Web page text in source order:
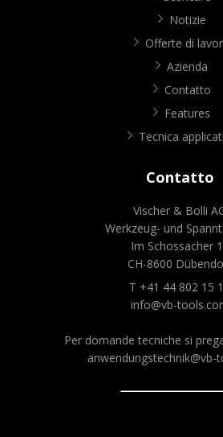
Notizie
Offerte di
Azienda
Contatto
Features
Tecnica
Contatto
Vischer & Bolli
Werkzeug- und
Im Schossacher
CH-8600
T +41 44 802 15
info@vb-
Per domande tecniche si
anwendungstechnik@vb-